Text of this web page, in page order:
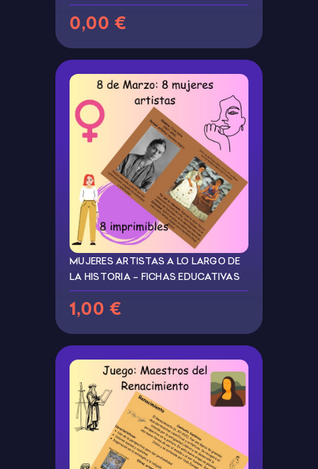
0,00 €
MUJERES ARTISTAS A LO LARGO DE
LA HISTORIA – FICHAS EDUCATIVAS
1,00 €